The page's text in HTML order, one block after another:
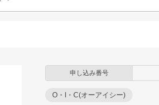
申し込み番号
O・I・C(オーアイシー)